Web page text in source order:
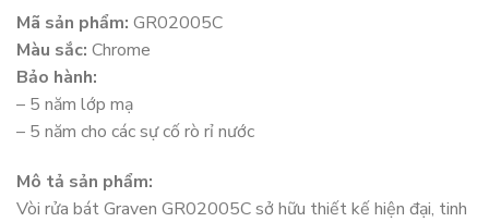
Mã sản phẩm: GR02005C
Màu sắc: Chrome
Bảo hành:
– 5 năm lớp mạ
– 5 năm cho các sự cố rò rỉ nước
Mô tả sản phẩm:
Vòi rửa bát Graven GR02005C sở hữu thiết kế hiện đại, tinh